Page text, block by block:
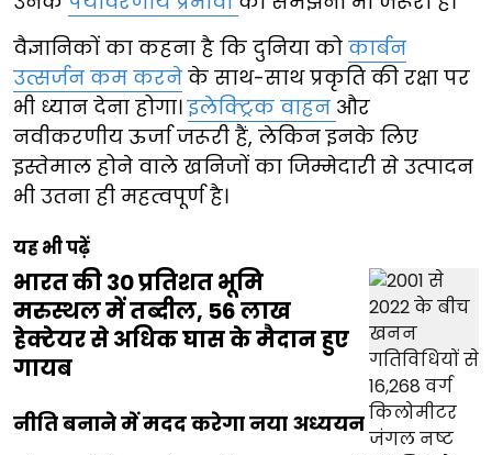
वैज्ञानिकों का कहना है कि दुनिया को कार्बन
उत्सर्जन कम करने के साथ-साथ प्रकृति की रक्षा पर
भी ध्यान देना होगा।इलेक्ट्रिक वाहन और
नवीकरणीय ऊर्जा जरूरी हैं, लेकिन इनके लिए
इस्तेमाल होने वाले खनिजों का जिम्मेदारी से उत्पादन
भी उतना ही महत्वपूर्ण है।
यह भी पढ़ें
भारत की 30 प्रतिशत भूमि
मरुस्थल में तब्दील, 56 लाख
हेक्टेयर से अधिक घास के मैदान हुए
गायब
नीति बनाने में मदद करेगा नया अध्ययन